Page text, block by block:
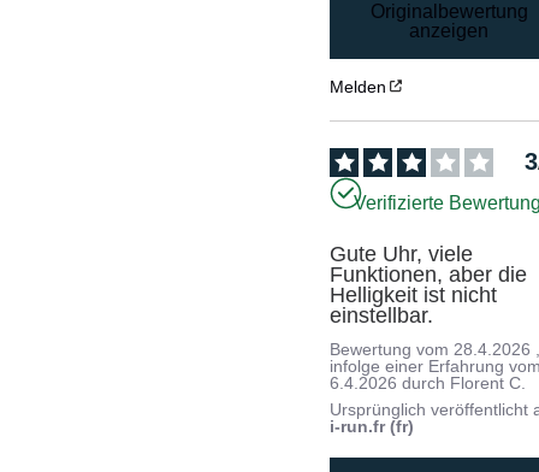
Originalbewertung
anzeigen
Melden
3
Verifizierte
Gute Uhr, viele
Funktionen, aber die
Helligkeit ist nicht
einstellbar.
Bewertung vom 28.4.2026
infolge einer Erfahrung
6.4.2026 durch Florent C.
Ursprünglich veröffentlicht
i-run.fr (fr)